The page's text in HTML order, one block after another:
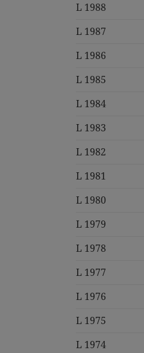
L 1988
L 1987
L 1986
L 1985
L 1984
L 1983
L 1982
L 1981
L 1980
L 1979
L 1978
L 1977
L 1976
L 1975
L 1974